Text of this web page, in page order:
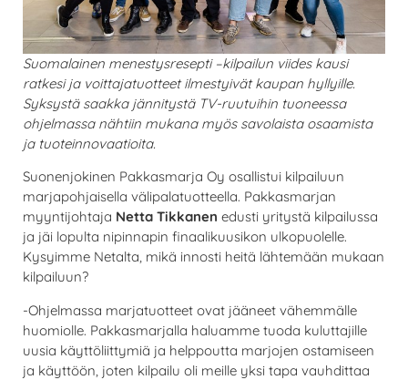
Suomalainen menestysresepti –kilpailun viides kausi
ratkesi ja voittajatuotteet ilmestyivät kaupan hyllyille.
Syksystä saakka jännitystä TV-ruutuihin tuoneessa
ohjelmassa nähtiin mukana myös savolaista osaamista
ja tuoteinnovaatioita.
Suonenjokinen Pakkasmarja Oy osallistui kilpailuun
marjapohjaisella välipalatuotteella. Pakkasmarjan
myyntijohtaja Netta Tikkanen edusti yritystä kilpailussa
ja jäi lopulta nipinnapin finaalikuusikon ulkopuolelle.
Kysyimme Netalta, mikä innosti heitä lähtemään mukaan
kilpailuun?
-Ohjelmassa marjatuotteet ovat jääneet vähemmälle
huomiolle. Pakkasmarjalla haluamme tuoda kuluttajille
uusia käyttöliittymiä ja helppoutta marjojen ostamiseen
ja käyttöön, joten kilpailu oli meille yksi tapa vauhdittaa